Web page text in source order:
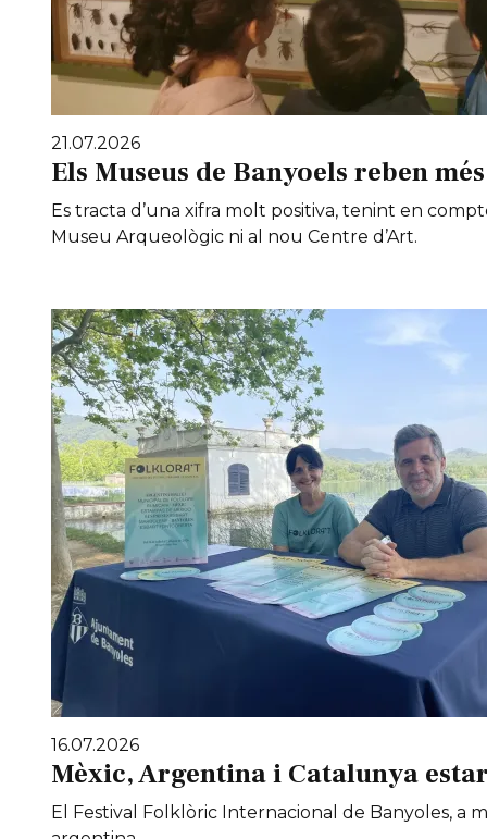
21.07.2026
Els Museus de Banyoels reben
Es tracta d’una xifra molt positiva, tenint en
Museu Arqueològic ni al nou Centre d’Art.
16.07.2026
Mèxic, Argentina i Catalunya
El Festival Folklòric Internacional de Banyoles, a